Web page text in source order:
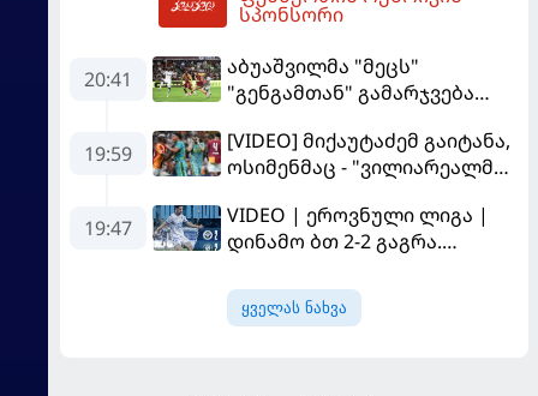
სპონსორი
20:41
აბუაშვილმა "მეცს"
"გენგამთან" გამარჯვება
19:59
[VIDEO] მიქაუტაძემ გაიტანა,
ოსიმენმაც - "ვილიარეალმა"
"გალათასარაის" მოუგო
19:47
VIDEO | ეროვნული ლიგა |
დინამო ბთ 2-2 გაგრა.
ყველას ნახვა